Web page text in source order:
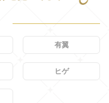
有翼
ヒゲ